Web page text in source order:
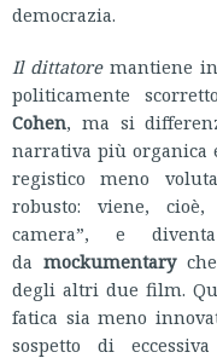
democrazia.
Il dittatore mantiene
politicamente
Cohen, ma si
narrativa più organica
registico meno
robusto: viene,
camera”, e
da mockumentaryche
degli altri due film.
fatica sia meno
sospetto di